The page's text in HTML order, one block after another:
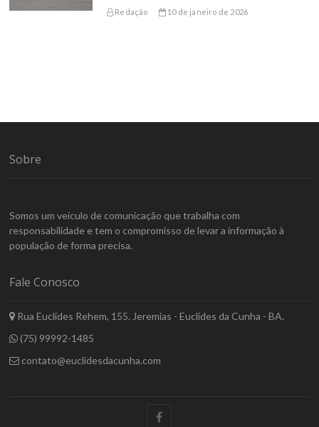
Redação 10 de janeiro de 2026
Sobre
Somos um veículo de comunicação que trabalha com
responsabilidade e tem o compromisso de levar a informação à
população de forma precisa.
Fale Conosco
Rua Euclides Rehem, 155. Jeremias - Euclides da Cunha - BA.
(75) 99992-1485
contato@euclidesdacunha.com
facebook